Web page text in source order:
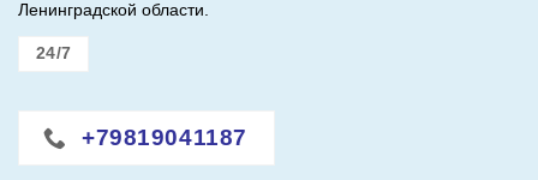
Ленинградской области.
24/7
+79819041187